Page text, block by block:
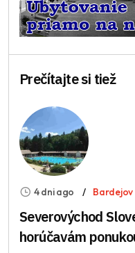
Prečítajte si tiež
4 dni ago Bardejov
Severovýchod
horúčavám